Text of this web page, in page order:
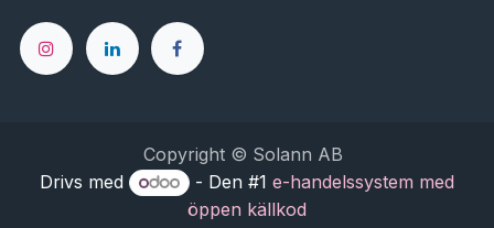
Copyright © Solann AB
Drivs med
- Den #1 e-handelssystem med
öppen källkod